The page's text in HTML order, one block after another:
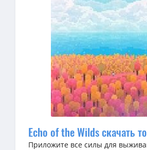
Echo of the Wilds скачать
Приложите все силы для